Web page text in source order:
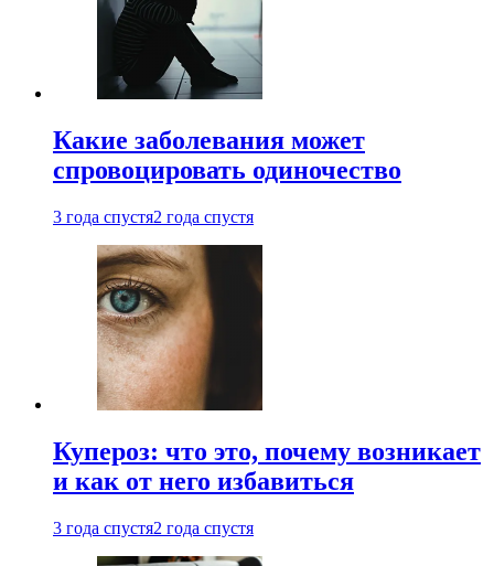
Какие заболевания может
спровоцировать одиночество
3 года спустя2 года спустя
Купероз: что это, почему возникает
и как от него избавиться
3 года спустя2 года спустя